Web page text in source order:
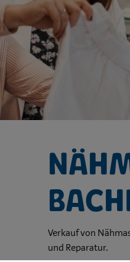
Verkauf von
und Reparatur.